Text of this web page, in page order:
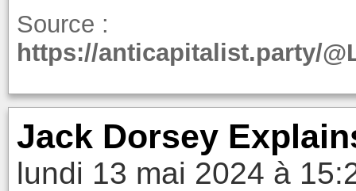
Source :
https://anticapitalist.party/
Jack Dorsey
lundi 13 mai 2024 à